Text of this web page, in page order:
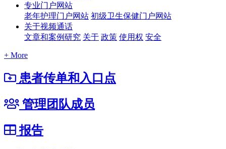
专业门户网站
老年护理门户网站 初级卫生保健门户网站
关于视频通话
文章和案例研究 关于 政策 使用权 安全
+ More
患者传单和入口点
管理团队成员
报告